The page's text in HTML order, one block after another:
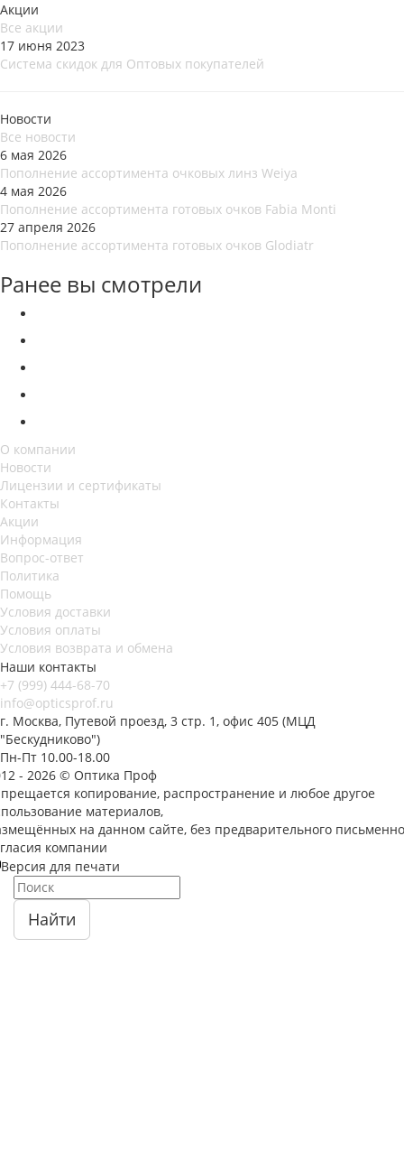
Акции
Все акции
17 июня 2023
Система скидок для Оптовых покупателей
Новости
Все новости
6 мая 2026
Пополнение ассортимента очковых линз Weiya
4 мая 2026
Пополнение ассортимента готовых очков Fabia Monti
27 апреля 2026
Пополнение ассортимента готовых очков Glodiatr
Ранее вы смотрели
О компании
Новости
Лицензии и сертификаты
Контакты
Акции
Информация
Вопрос-ответ
Политика
Помощь
Условия доставки
Условия оплаты
Условия возврата и обмена
Наши контакты
+7 (999) 444-68-70
info@opticsprof.ru
г. Москва, Путевой проезд, 3 стр. 1, офис 405 (МЦД
"Бескудниково")
Пн-Пт 10.00-18.00
- 2026 © Оптика Проф
копирование, распространение и любое другое
материалов,
на данном сайте, без предварительного
компании
Версия для печати
Найти